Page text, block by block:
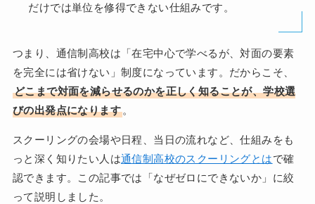
だけでは単位を修得できない仕組みです。
つまり、通信制高校は「在宅中心で学べるが、対面の要素
を完全には省けない」制度になっています。だからこそ、
どこまで対面を減らせるのかを正しく知ることが、学校選
びの出発点になります。
スクーリングの会場や日程、当日の流れなど、仕組みをも
っと深く知りたい人は通信制高校のスクーリングとはで確
認できます。この記事では「なぜゼロにできないか」に絞
って説明しました。